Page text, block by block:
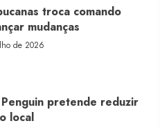
troca comando
mudanças
de 2026
pretende reduzir
local